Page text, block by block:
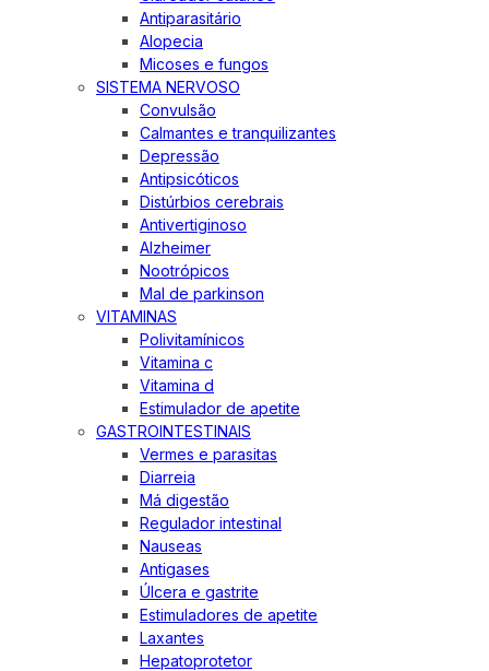
Antiparasitário
Alopecia
Micoses e fungos
SISTEMA NERVOSO
Convulsão
Calmantes e tranquilizantes
Depressão
Antipsicóticos
Distúrbios cerebrais
Antivertiginoso
Alzheimer
Nootrópicos
Mal de parkinson
VITAMINAS
Polivitamínicos
Vitamina c
Vitamina d
Estimulador de apetite
GASTROINTESTINAIS
Vermes e parasitas
Diarreia
Má digestão
Regulador intestinal
Nauseas
Antigases
Úlcera e gastrite
Estimuladores de apetite
Laxantes
Hepatoprotetor